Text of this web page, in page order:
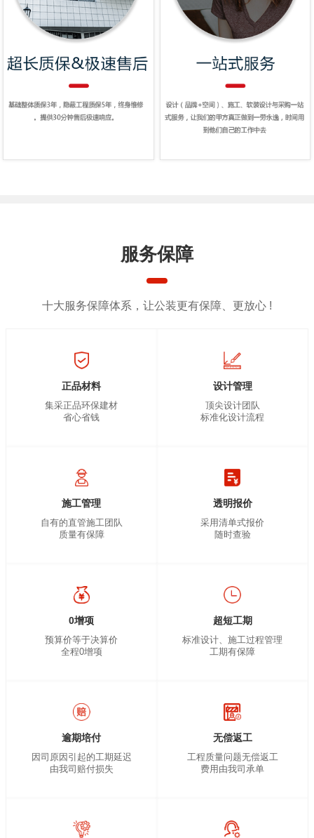
服务保障
十大服务保障体系，让公装更有保障、更放心 !
正品材料
集采正品环保建材
省心省钱
设计管理
顶尖设计团队
标准化设计流程
施工管理
自有的直管施工团队
质量有保障
透明报价
采用清单式报价
随时查验
0增项
预算价等于决算价
全程0增项
超短工期
标准设计、施工过程管理
工期有保障
逾期培付
因司原因引起的工期延迟
由我司赔付损失
无偿返工
工程质量问题无偿返工
费用由我司承单